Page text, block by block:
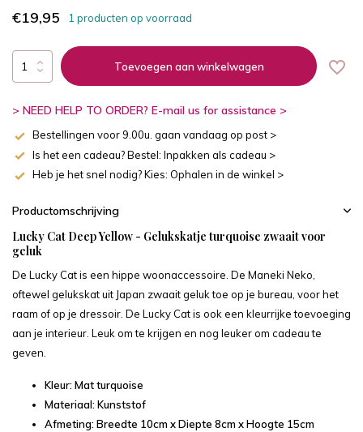
€19,95 1 producten op voorraad
Toevoegen aan winkelwagen
> NEED HELP TO ORDER? E-mail us for assistance >
Bestellingen voor 9.00u. gaan vandaag op post >
Is het een cadeau? Bestel: Inpakken als cadeau >
Heb je het snel nodig? Kies: Ophalen in de winkel >
Productomschrijving
Lucky Cat Deep Yellow - Gelukskatje turquoise zwaait voor
geluk
De Lucky Cat is een hippe woonaccessoire. De Maneki Neko,
oftewel gelukskat uit Japan zwaait geluk toe op je bureau, voor het
raam of op je dressoir. De Lucky Cat is ook een kleurrijke toevoeging
aan je interieur. Leuk om te krijgen en nog leuker om cadeau te
geven.
Kleur: Mat turquoise
Materiaal: Kunststof
Afmeting: Breedte 10cm x Diepte 8cm x Hoogte 15cm